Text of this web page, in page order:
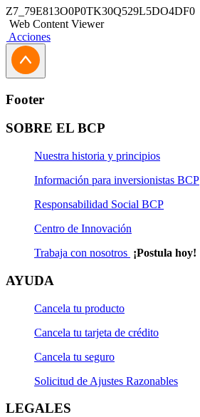
Z7_79E813O0P0TK30Q529L5DO4DF0
Web Content Viewer
Acciones
Footer
SOBRE EL BCP
Nuestra historia y principios
Información para inversionistas BCP
Responsabilidad Social BCP
Centro de Innovación
Trabaja con nosotros ¡Postula hoy!
AYUDA
Cancela tu producto
Cancela tu tarjeta de crédito
Cancela tu seguro
Solicitud de Ajustes Razonables
LEGALES